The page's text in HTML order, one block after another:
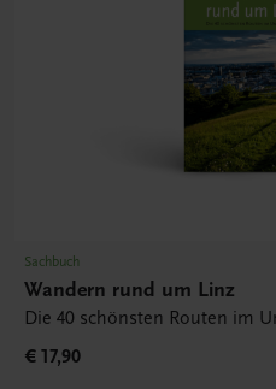
Sachbuch
Wandern rund um Linz
Die 40 schönsten Routen im
€ 17,90